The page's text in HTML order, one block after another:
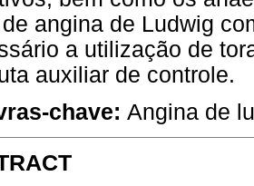
angina de Ludwig
a utilização de
auxiliar de controle.
chave: Angina de